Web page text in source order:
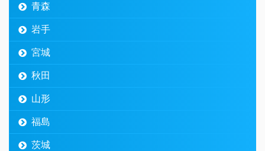
青森
岩手
宮城
秋田
山形
福島
茨城